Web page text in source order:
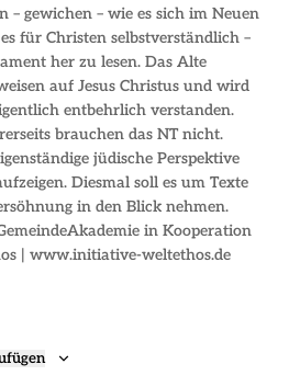
– gewichen – wie es sich im Neuen
für Christen selbstverständlich –
her zu lesen. Das Alte
auf Jesus Christus und wird
entbehrlich verstanden.
brauchen das NT nicht.
jüdische Perspektive
Diesmal soll es um Texte
in den Blick nehmen.
in Kooperation
| www.initiative-weltethos.de